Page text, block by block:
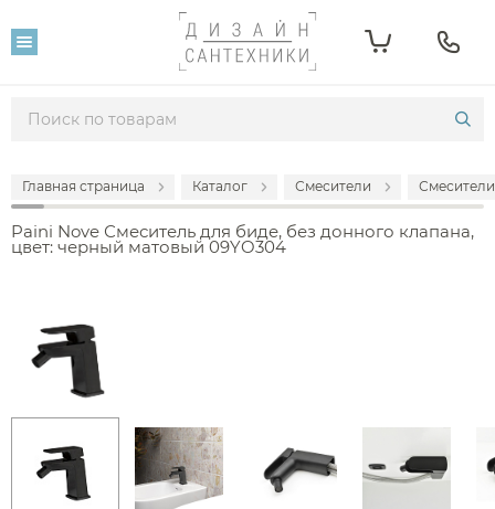
Главная страница Каталог Смесители
Paini Nove Смеситель для биде, без донного клапана,
цвет: черный матовый 09YO304